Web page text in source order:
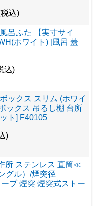
税込)
呂ふた 【実寸サイ
ホワイト) [風呂 蓋
込)
ックス スリム (ホワイ
ックス 吊るし棚 台所
ト] F40105
)
所 ステンレス 直筒≪
グル）/煙突径
ブ 煙突 煙突式ストー